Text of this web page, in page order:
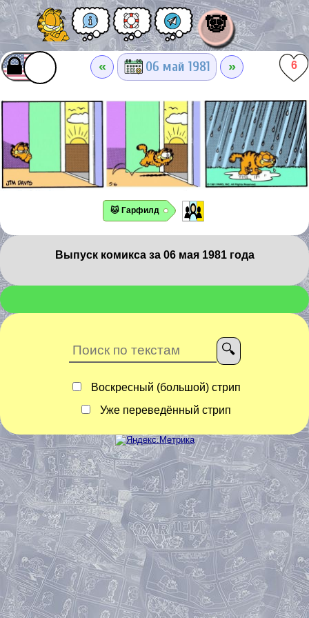
🐼
« 06 май 1981 » 6
🐱 Гарфилд
Выпуск комикса за 06 мая 1981 года
Воскресный (большой) стрип
Уже переведённый стрип